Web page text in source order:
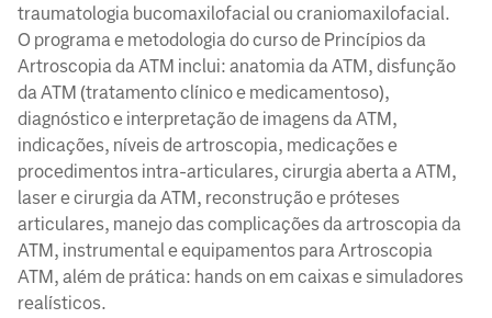
traumatologia bucomaxilofacial ou craniomaxilofacial.
O programa e metodologia do curso de Princípios da
Artroscopia da ATM inclui: anatomia da ATM, disfunção
da ATM (tratamento clínico e medicamentoso),
diagnóstico e interpretação de imagens da ATM,
indicações, níveis de artroscopia, medicações e
procedimentos intra-articulares, cirurgia aberta a ATM,
laser e cirurgia da ATM, reconstrução e próteses
articulares, manejo das complicações da artroscopia da
ATM, instrumental e equipamentos para Artroscopia
ATM, além de prática: hands on em caixas e simuladores
realísticos.